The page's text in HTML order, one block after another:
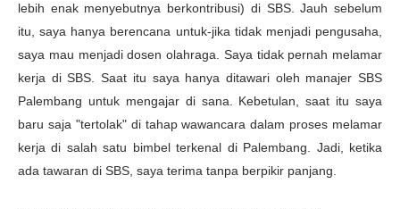
lebih enak menyebutnya berkontribusi) di SBS. Jauh sebelum
itu, saya hanya berencana untuk-jika tidak menjadi pengusaha,
saya mau menjadi dosen olahraga. Saya tidak pernah melamar
kerja di SBS. Saat itu saya hanya ditawari oleh manajer SBS
Palembang untuk mengajar di sana. Kebetulan, saat itu saya
baru saja "tertolak" di tahap wawancara dalam proses melamar
kerja di salah satu bimbel terkenal di Palembang. Jadi, ketika
ada tawaran di SBS, saya terima tanpa berpikir panjang.